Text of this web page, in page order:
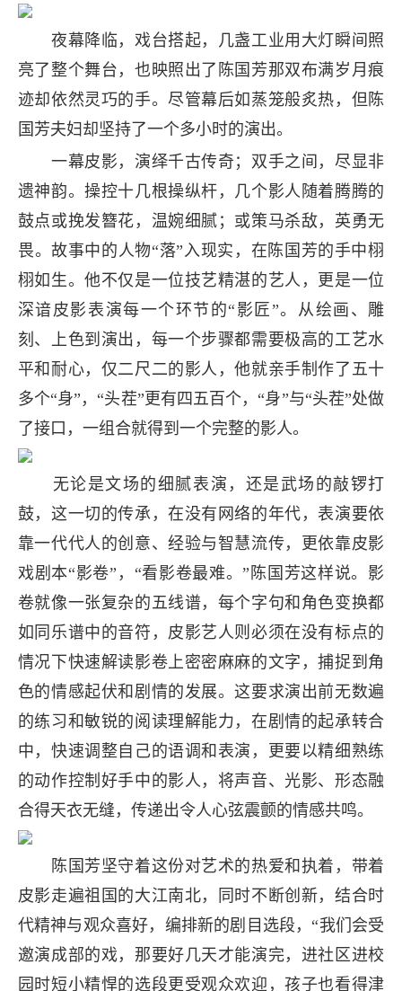
夜幕降临，戏台搭起，几盏工业用大灯瞬间照
亮了整个舞台，也映照出了陈国芳那双布满岁月痕
迹却依然灵巧的手。尽管幕后如蒸笼般炙热，但陈
国芳夫妇却坚持了一个多小时的演出。
一幕皮影，演绎千古传奇；双手之间，尽显非
遗神韵。操控十几根操纵杆，几个影人随着腾腾的
鼓点或挽发簪花，温婉细腻；或策马杀敌，英勇无
畏。故事中的人物“落”入现实，在陈国芳的手中栩
栩如生。他不仅是一位技艺精湛的艺人，更是一位
深谙皮影表演每一个环节的“影匠”。从绘画、雕
刻、上色到演出，每一个步骤都需要极高的工艺水
平和耐心，仅二尺二的影人，他就亲手制作了五十
多个“身”，“头茬”更有四五百个，“身”与“头茬”处做
了接口，一组合就得到一个完整的影人。
无论是文场的细腻表演，还是武场的敲锣打
鼓，这一切的传承，在没有网络的年代，表演要依
靠一代代人的创意、经验与智慧流传，更依靠皮影
戏剧本“影卷”，“看影卷最难。”陈国芳这样说。影
卷就像一张复杂的五线谱，每个字句和角色变换都
如同乐谱中的音符，皮影艺人则必须在没有标点的
情况下快速解读影卷上密密麻麻的文字，捕捉到角
色的情感起伏和剧情的发展。这要求演出前无数遍
的练习和敏锐的阅读理解能力，在剧情的起承转合
中，快速调整自己的语调和表演，更要以精细熟练
的动作控制好手中的影人，将声音、光影、形态融
合得天衣无缝，传递出令人心弦震颤的情感共鸣。
陈国芳坚守着这份对艺术的热爱和执着，带着
皮影走遍祖国的大江南北，同时不断创新，结合时
代精神与观众喜好，编排新的剧目选段，“我们会受
邀演成部的戏，那要好几天才能演完，进社区进校
园时短小精悍的选段更受观众欢迎，孩子也看得津